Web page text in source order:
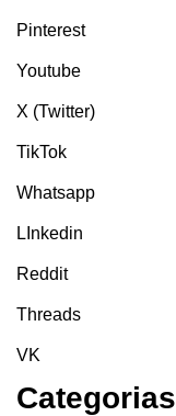
Pinterest
Youtube
X (Twitter)
TikTok
Whatsapp
LInkedin
Reddit
Threads
VK
Categorias